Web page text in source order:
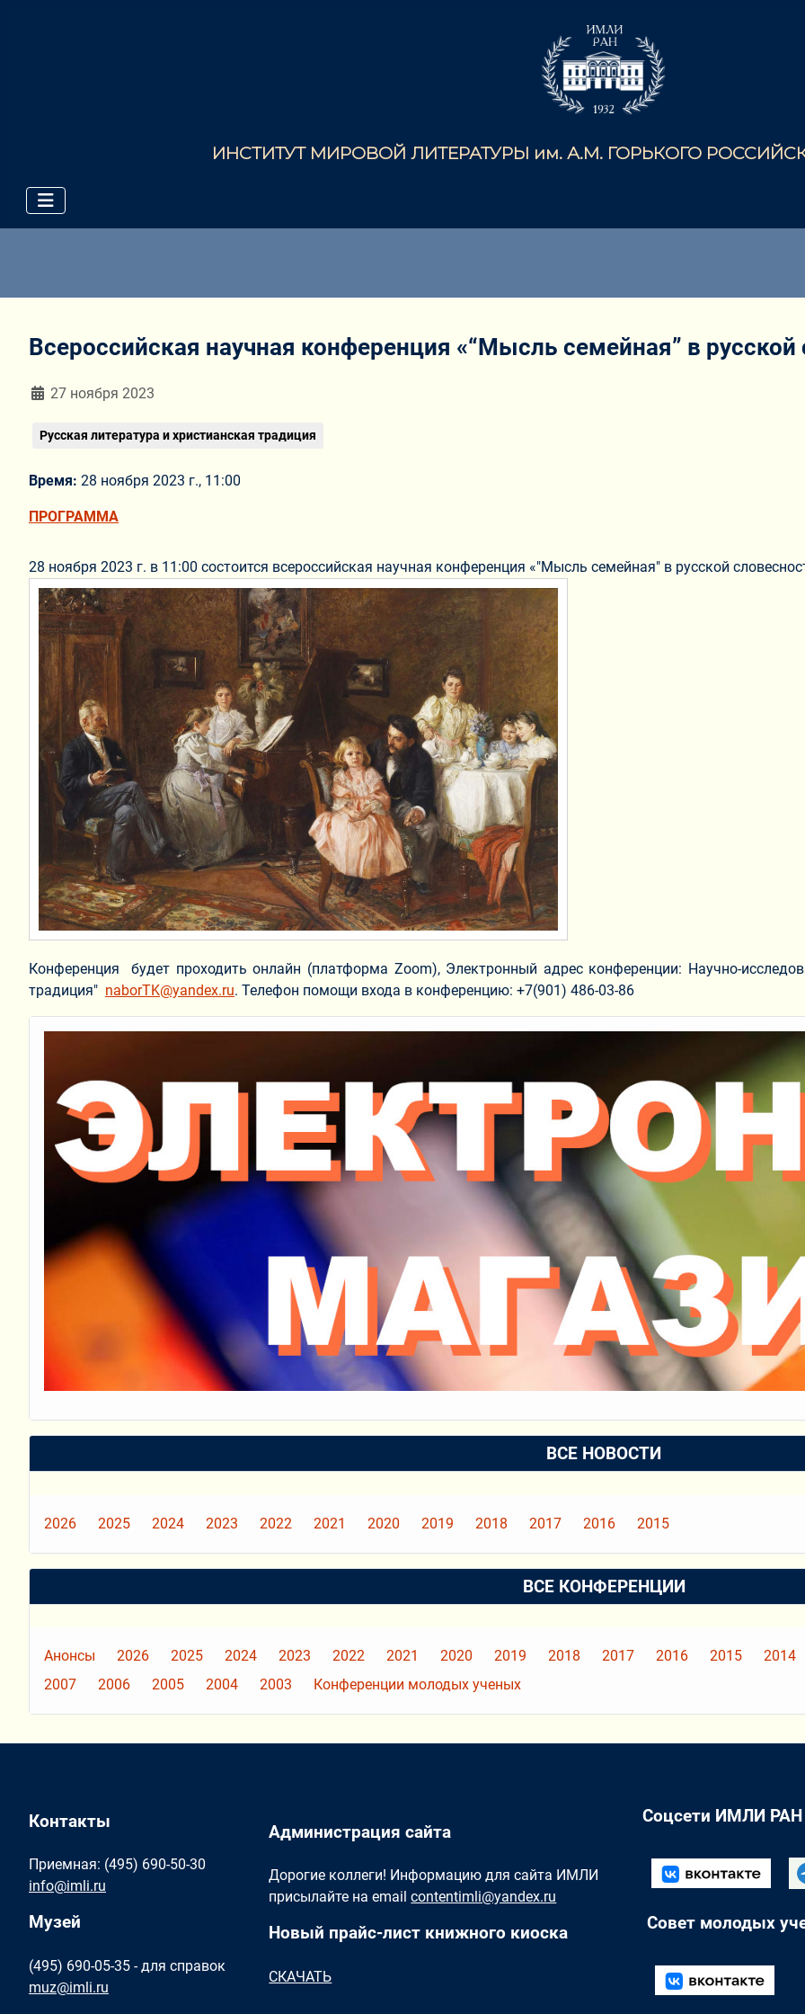
ИНСТИТУТ МИРОВОЙ ЛИТЕРАТУРЫ им. А.М. ГОРЬКОГО
Всероссийская научная конференция «“Мысль семейная” в
Информация о материале
27 ноября 2023
Русская литература и христианская традиция
Время: 28 ноября 2023 г., 11:00
ПРОГРАММА
28 ноября 2023 г. в 11:00 состоится всероссийская научная конференция «"Мысль семейная" в русской
Конференция
будет проходить онлайн (платформа Zoom), Электронный адрес конференции: Научно-
традиция" naborTK@yandex.ru. Телефон помощи входа в конференцию: +7(901) 486-03-86
ВСЕ НОВОСТИ
2026 2025 2024 2023 2022 2021 2020 2019 2018 2017 2016 2015
ВСЕ КОНФЕРЕНЦИИ
Анонсы 2026 2025 2024 2023 2022 2021 2020 2019 2018 2017 2016 2015 2014
2007
2006 2005 2004 2003 Конференции молодых ученых
Контакты
Приемная: (495) 690-50-30
info@imli.ru
Музей
(495) 690-05-35 - для справок
muz@imli.ru
Администрация сайта
Дорогие коллеги! Информацию для сайта ИМЛИ
присылайте на emailcontentimli@yandex.ru
Новый прайс-лист книжного киоска
СКАЧАТЬ
Соцсети ИМЛИ РАН
Совет молодых